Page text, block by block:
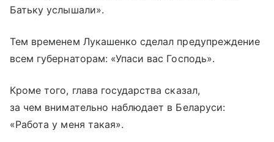
Батьку услышали».
Тем временем Лукашенко сделал предупреждение
всем губернаторам: «Упаси вас Господь».
Кроме того, глава государства сказал,
за чем внимательно наблюдает в Беларуси:
«Работа у меня такая».